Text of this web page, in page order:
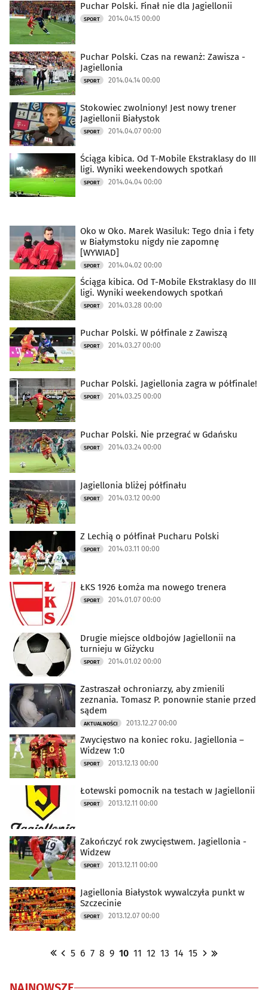
Puchar Polski. Finał nie dla Jagiellonii
SPORT 2014.04.15 00:00
Puchar Polski. Czas na rewanż: Zawisza -
Jagiellonia
SPORT 2014.04.14 00:00
Stokowiec zwolniony! Jest nowy trener
Jagiellonii Białystok
SPORT 2014.04.07 00:00
Ściąga kibica. Od T-Mobile Ekstraklasy do III
ligi. Wyniki weekendowych spotkań
SPORT 2014.04.04 00:00
Oko w Oko. Marek Wasiluk: Tego dnia i fety
w Białymstoku nigdy nie zapomnę
[WYWIAD]
SPORT 2014.04.02 00:00
Ściąga kibica. Od T-Mobile Ekstraklasy do III
ligi. Wyniki weekendowych spotkań
SPORT 2014.03.28 00:00
Puchar Polski. W półfinale z Zawiszą
SPORT 2014.03.27 00:00
Puchar Polski. Jagiellonia zagra w półfinale!
SPORT 2014.03.25 00:00
Puchar Polski. Nie przegrać w Gdańsku
SPORT 2014.03.24 00:00
Jagiellonia bliżej półfinału
SPORT 2014.03.12 00:00
Z Lechią o półfinał Pucharu Polski
SPORT 2014.03.11 00:00
ŁKS 1926 Łomża ma nowego trenera
SPORT 2014.01.07 00:00
Drugie miejsce oldbojów Jagiellonii na
turnieju w Giżycku
SPORT 2014.01.02 00:00
Zastraszał ochroniarzy, aby zmienili
zeznania. Tomasz P. ponownie stanie przed
sądem
AKTUALNOŚCI 2013.12.27 00:00
Zwycięstwo na koniec roku. Jagiellonia –
Widzew 1:0
SPORT 2013.12.13 00:00
Łotewski pomocnik na testach w Jagiellonii
SPORT 2013.12.11 00:00
Zakończyć rok zwycięstwem. Jagiellonia -
Widzew
SPORT 2013.12.11 00:00
Jagiellonia Białystok wywalczyła punkt w
Szczecinie
SPORT 2013.12.07 00:00
5 6 7 8 9 10 11 12 13 14 15